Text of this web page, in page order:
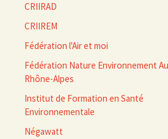
CRIIRAD
CRIIREM
Fédération l'Air et moi
Fédération Nature Environnement
Rhône-Alpes
Institut de Formation en Santé
Environnementale
Négawatt